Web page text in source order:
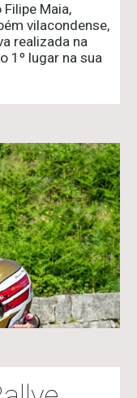
Maia,
vilacondense,
realizada na
1º lugar na sua